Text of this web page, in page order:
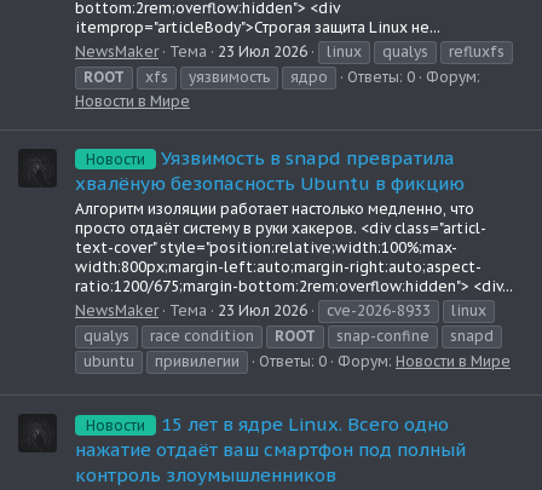
bottom:2rem;overflow:hidden"> <div
itemprop="articleBody">Строгая защита Linux не...
NewsMaker
Тема 23 Июл 2026 linux qualys
refluxfs
ROOT
xfs уязвимость ядро Ответы: 0
Форум:
Новости в Мире
Новости
Уязвимость в snapd превратила
хвалёную безопасность Ubuntu в фикцию
Алгоритм изоляции работает настолько медленно, что
просто отдаёт систему в руки хакеров. <div class="articl-
text-cover" style="position:relative;width:100%;max-
width:800px;margin-left:auto;margin-right:auto;aspect-
ratio:1200/675;margin-bottom:2rem;overflow:hidden"> <div...
NewsMaker
Тема 23 Июл 2026 cve-2026-8933
linux
qualys
race condition ROOT snap-confine
snapd
ubuntu
привилегии Ответы: 0 Форум: Новости в Мире
Новости
15 лет в ядре Linux. Всего одно
нажатие отдаёт ваш смартфон под полный
контроль злоумышленников